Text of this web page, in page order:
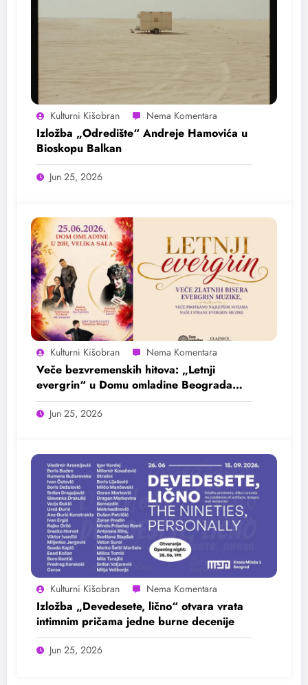
Kulturni Kišobran
Izložba „Odredište“ Andreje Hamovića u
Bioskopu Balkan
Jun 25, 2026
Kulturni Kišobran
Veče bezvremenskih hitova: „Letnji
evergrin“ u Domu omladine Beograda
25. juna
Jun 25, 2026
Kulturni Kišobran
Izložba „Devedesete, lično“ otvara vrata
intimnim pričama jedne burne decenije
Jun 25, 2026